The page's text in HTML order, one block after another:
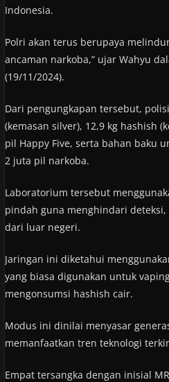
Indonesia.
Polri akan terus berupaya
ancaman narkoba,” ujar Wahyu
(19/11/2024).
Dari pengungkapan tersebut,
(kemasan silver), 12,9 kg hashish
pil Happy Five, serta bahan baku
2 juta pil narkoba.
Laboratorium tersebut
pindah guna menghindari
dari luar negeri.
Jaringan ini diketahui
yang biasa digunakan untuk
mengonsumsi hashish cair.
Modus ini dinilai menyasar
memanfaatkan tren teknologi
Empat tersangka dengan inisial